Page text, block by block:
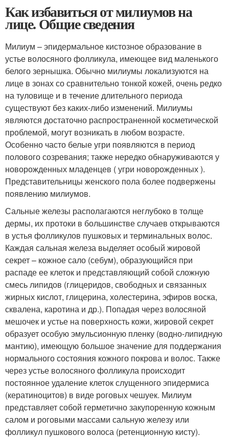
Как избавиться от милиумов на
лице. Общие сведения
Милиум – эпидермальное кистозное образование в
устье волосяного фолликула, имеющее вид маленького
белого зернышка. Обычно милиумы локализуются на
лице в зонах со сравнительно тонкой кожей, очень редко
на туловище и в течение длительного периода
существуют без каких-либо изменений. Милиумы
являются достаточно распространенной косметической
проблемой, могут возникать в любом возрасте.
Особенно часто белые угри появляются в период
полового созревания; также нередко обнаруживаются у
новорожденных младенцев ( угри новорожденных ).
Представительницы женского пола более подвержены
появлению милиумов.
Сальные железы располагаются неглубоко в толще
дермы, их протоки в большинстве случаев открываются
в устья фолликулов пушковых и терминальных волос.
Каждая сальная железа выделяет особый жировой
секрет – кожное сало (себум), образующийся при
распаде ее клеток и представляющий собой сложную
смесь липидов (глицеридов, свободных и связанных
жирных кислот, глицерина, холестерина, эфиров воска,
сквалена, каротина и др.). Попадая через волосяной
мешочек и устье на поверхность кожи, жировой секрет
образует особую эмульсионную пленку (водно-липидную
мантию), имеющую большое значение для поддержания
нормального состояния кожного покрова и волос. Также
через устье волосяного фолликула происходит
постоянное удаление клеток слущенного эпидермиса
(кератиноцитов) в виде роговых чешуек. Милиум
представляет собой герметично закупоренную кожным
салом и роговыми массами сальную железу или
фолликул пушкового волоса (ретенционную кисту).